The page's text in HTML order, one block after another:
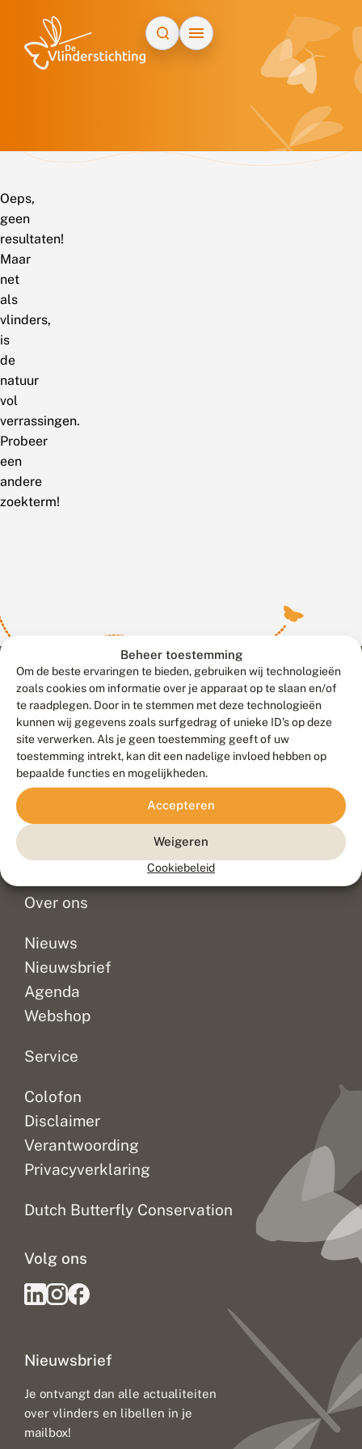
Beheer toestemming
Om de beste ervaringen te bieden, gebruiken wij technologieën
zoals cookies om informatie over je apparaat op te slaan en/of
te raadplegen. Door in te stemmen met deze technologieën
kunnen wij gegevens zoals surfgedrag of unieke ID's op deze
site verwerken. Als je geen toestemming geeft of uw
toestemming intrekt, kan dit een nadelige invloed hebben op
bepaalde functies en mogelijkheden.
Accepteren
Weigeren
Cookiebeleid
Oeps,
geen
resultaten!
Maar
net
als
vlinders,
is
de
natuur
vol
verrassingen.
Probeer
een
andere
zoekterm!
Contact
Veelgestelde vragen
Doneer
Over ons
Nieuws
Nieuwsbrief
Agenda
Webshop
Service
Colofon
Disclaimer
Verantwoording
Privacyverklaring
Dutch Butterfly Conservation
Nieuwsbrief
Je ontvangt dan alle actualiteiten
over vlinders en libellen in je
mailbox!
Volg ons
Meld waarnemingen© 2026 Vlinderstichting
Duurzaam ontwikkeld door
Go2People
, ontworpen door
Blue Field Agency
Privacy
Disclaimer
Sitemap